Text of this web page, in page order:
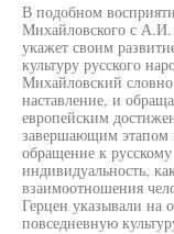
В подобном
Михайловского с А.И.
укажет своим
культуру русского
Михайловский
наставление, и
европейским
завершающим этапом
обращение к
индивидуальность,
взаимоотношения
Герцен указывали на
повседневную